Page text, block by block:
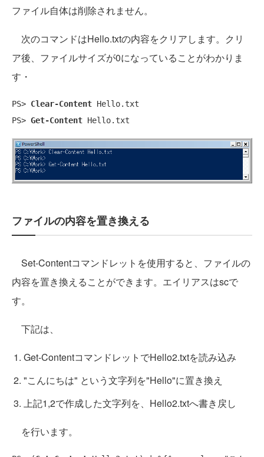
ファイル自体は削除されません。
次のコマンドはHello.txtの内容をクリアします。クリ
ア後、ファイルサイズが0になっていることがわかりま
す・
PS> Clear-Content Hello.txt
PS> Get-Content Hello.txt
ファイルの内容を置き換える
Set-Contentコマンドレットを使用すると、ファイルの
内容を置き換えることができます。エイリアスはscで
す。
下記は、
Get-ContentコマンドレットでHello2.txtを読み込み
"こんにちは" という文字列を"Hello"に置き換え
上記1,2で作成した文字列を、Hello2.txtへ書き戻し
を行います。